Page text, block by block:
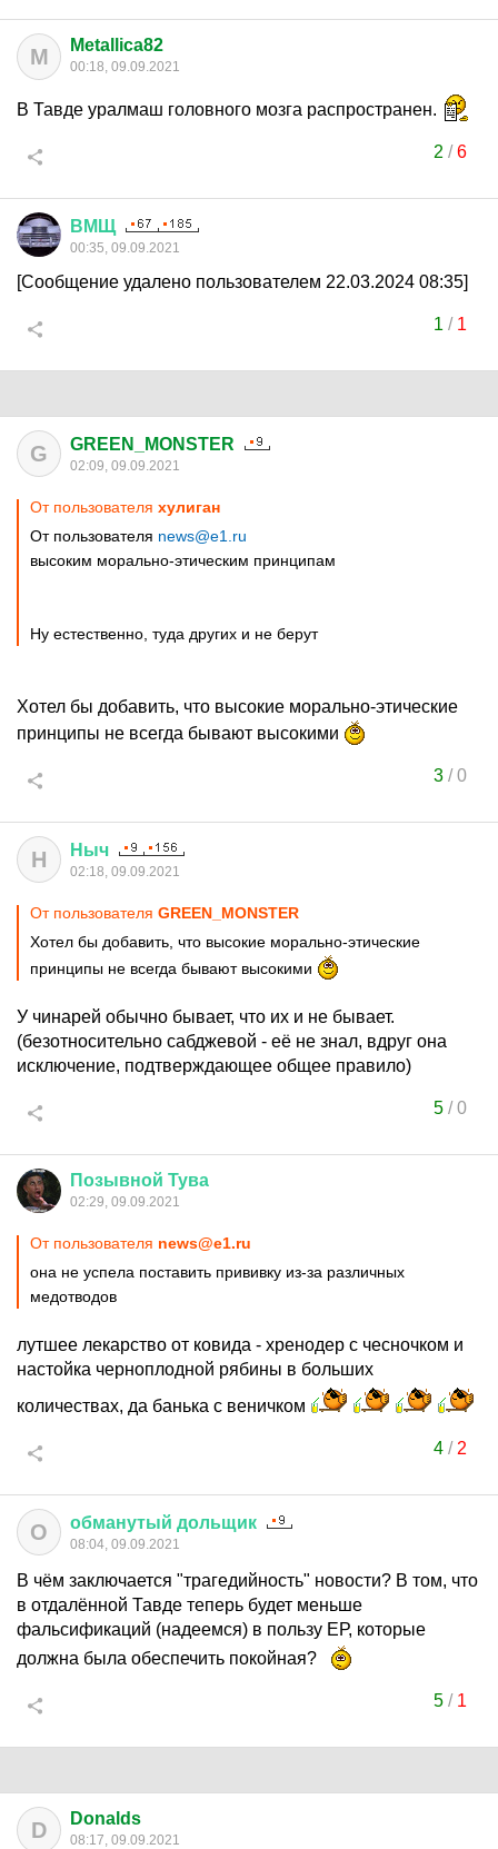
M Metallica82
00:18, 09.09.2021
В Тавде уралмаш головного мозга распространен.
2 /6
ВМЩ
00:35, 09.09.2021
[Сообщение удалено пользователем 22.03.2024 08:35]
1 / 1
G GREEN_MONSTER
02:09, 09.09.2021
От пользователя хулиган
От пользователя news@e1.ru
высоким морально-этическим принципам
Ну естественно, туда других и не берут
Хотел бы добавить, что высокие морально-этические
принципы не всегда бывают высокими
3/0
Н Ныч
02:18, 09.09.2021
От пользователя GREEN_MONSTER
Хотел бы добавить, что высокие морально-этические
принципы не всегда бывают высокими
У чинарей обычно бывает, что их и не бывает.
(безотносительно сабджевой - её не знал, вдруг она
исключение, подтверждающее общее правило)
5/0
Позывной Тува
02:29, 09.09.2021
От пользователя news@e1.ru
она не успела поставить прививку из-за различных
медотводов
лутшее лекарство от ковида - хренодер с чесночком и
настойка черноплодной рябины в больших
количествах, да банька с веничком
4/ 2
О обманутый дольщик
08:04, 09.09.2021
В чём заключается "трагедийность" новости? В том, что
в отдалённой Тавде теперь будет меньше
фальсификаций (надеемся) в пользу ЕР, которые
должна была обеспечить покойная?
5/ 1
D Donalds
08:17, 09.09.2021